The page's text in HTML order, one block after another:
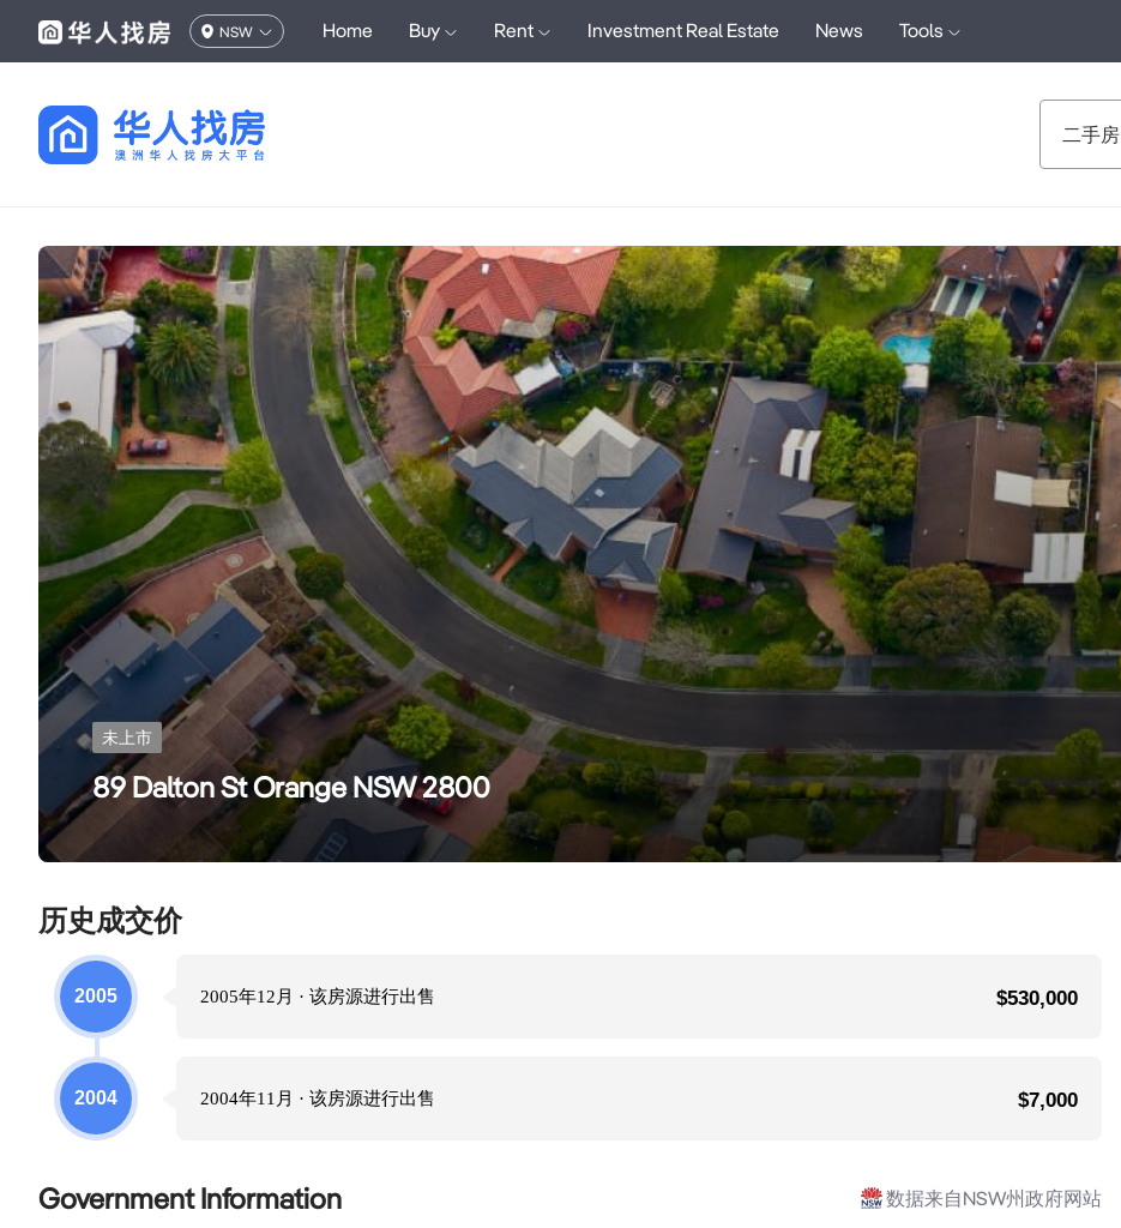
NSW Home Buy Rent Investment Real Estate News Tools
二手房
未上市
89 Dalton St Orange NSW 2800
历史成交价
2005 2005年12月 · 该房源进行出售 $530,000
2004 2004年11月 · 该房源进行出售 $7,000
Government Information 数据来自NSW州政府网站